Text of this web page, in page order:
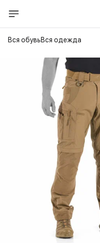
Вся обувьВся одежда